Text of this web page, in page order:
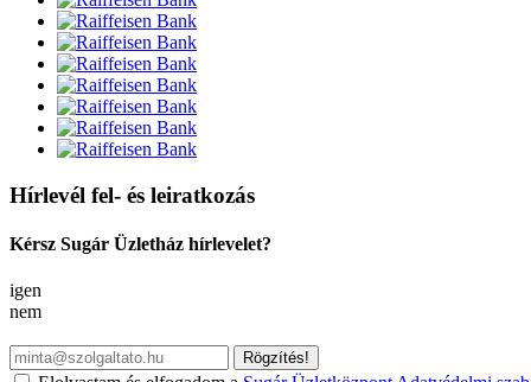
Hírlevél fel- és leiratkozás
Kérsz Sugár Üzletház hírlevelet?
igen
nem
Rögzítés!